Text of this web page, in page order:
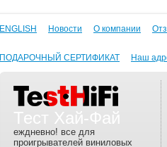
ENGLISH Новости О компании
ПОДАРОЧНЫЙ СЕРТИФИКАТ Наш
Тест Хай-Фай
еждневно! все для
проигрывателей виниловых